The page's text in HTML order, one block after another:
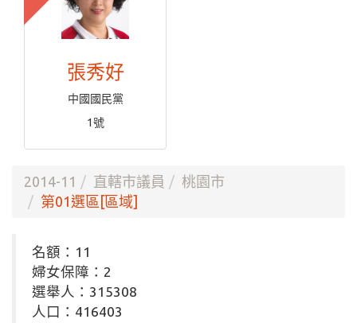
張秀好
中國國民黨
1號
2014-11 直轄市議員
桃園市
第01選區[區域]
名額：11
婦女保障：2
選舉人：315308
人口：416403